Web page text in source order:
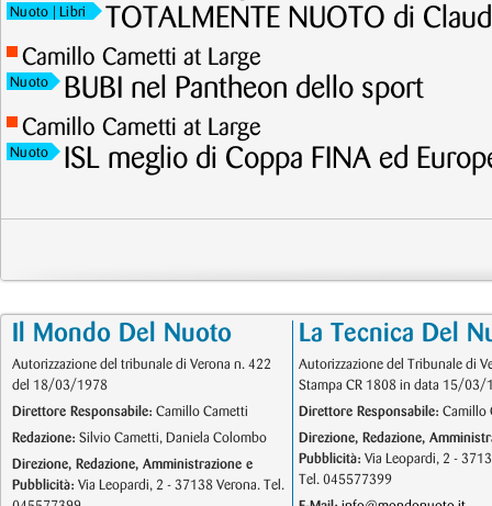
Nuoto | Libri TOTALMENTE NUOTO di
Camillo Cametti at Large
Nuoto BUBI nel Pantheon dello sport
Camillo Cametti at Large
Nuoto ISL meglio di Coppa FINA ed
Il Mondo Del Nuoto
Autorizzazione del tribunale di Verona n. 422
del 18/03/1978
Direttore Responsabile: Camillo Cametti
Redazione: Silvio Cametti, Daniela Colombo
Direzione, Redazione, Amministrazione e
Pubblicità: Via Leopardi, 2 - 37138 Verona. Tel.
La Tecnica Del
Autorizzazione del Tribunale di
Stampa CR 1808 in data 15/03/
Direttore Responsabile: Camillo
Direzione, Redazione,
Pubblicità: Via Leopardi, 2 -
Tel. 045577399